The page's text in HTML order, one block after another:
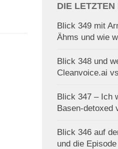
DIE
Blick 349 mit
Ähms und wie
Blick 348 und
Cleanvoice.ai
Blick 347 – Ich
Basen-detoxed
Blick 346 auf
und die